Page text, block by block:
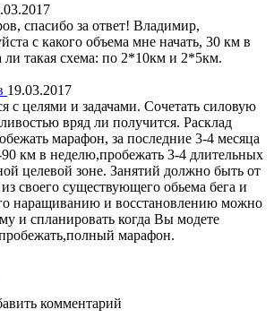
спасибо за ответ! Владимир,
с какого объема мне начать, 30 км в
такая схема: по 2*10км и 2*5км.
19.03.2017
с целями и задачами. Сочетать силовую
вряд ли получится. Расклад
марафон, за последние 3-4 месяца
км в неделю,пробежать 3-4 длительных
целевой зоне. Занятий должно быть от
своего существующего обьема бега и
наращиванию и восстановлению можно
и спланировать когда Вы модете
марафон.
комментарий